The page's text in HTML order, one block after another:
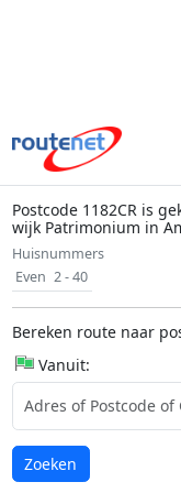
Postcode 1182CR is
wijk Patrimonium in
Huisnummers
Even 2 - 40
Bereken route naar
Vanuit:
Laden...
Zoeken